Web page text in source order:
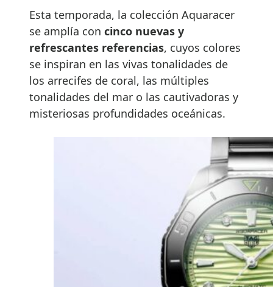
Esta temporada, la colección Aquaracer
se amplía con cinco nuevas y
refrescantes referencias, cuyos colores
se inspiran en las vivas tonalidades de
los arrecifes de coral, las múltiples
tonalidades del mar o las cautivadoras y
misteriosas profundidades oceánicas.